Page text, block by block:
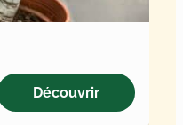
Découvrir